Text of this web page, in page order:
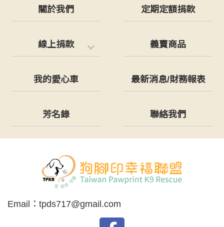
關於我們 定期定額捐款
線上捐款 義賣商品
我的愛心車 最新消息/財務報表
芳名錄 聯絡我們
Email： tpds717@gmail.com